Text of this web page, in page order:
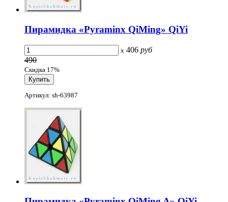
Пирамидка «Pyraminx QiMing» QiYi
x 406 руб
490
Скидка 17%
Артикул: sh-63987